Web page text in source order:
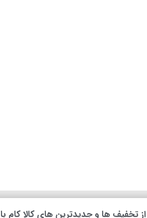
از تخفیف ها و جدیدترین های کالا کام با